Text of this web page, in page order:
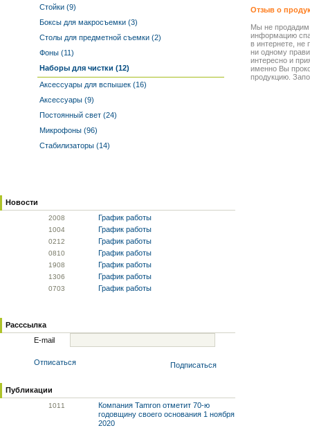
Стойки (9)
Боксы для макросъемки (3)
Столы для предметной съемки (2)
Фоны (11)
Наборы для чистки (12)
Аксессуары для вспышек (16)
Аксессуары (9)
Постоянный свет (24)
Микрофоны (96)
Стабилизаторы (14)
Новости
2008 График работы
1004 График работы
0212 График работы
0810 График работы
1908 График работы
1306 График работы
0703 График работы
Расссылка
E-mail
Отписаться Подписаться
Публикации
1011
Компания Tamron отметит 70-ю
годовщину своего основания 1 ноября
2020
Отзыв о
Мы не
информацию
в интернете, не
ни одному
интересно и
именно Вы
продукцию.